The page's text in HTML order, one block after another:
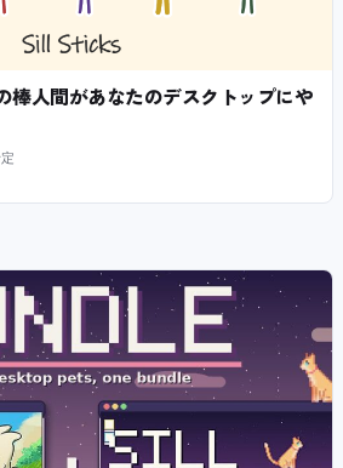
人間があなたのデスクトップにや